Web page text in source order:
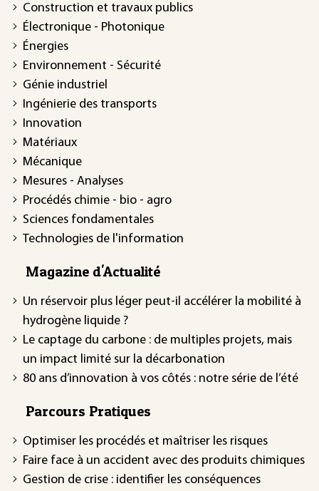
Construction et travaux publics
Électronique - Photonique
Énergies
Environnement - Sécurité
Génie industriel
Ingénierie des transports
Innovation
Matériaux
Mécanique
Mesures - Analyses
Procédés chimie - bio - agro
Sciences fondamentales
Technologies de l'information
Magazine d'Actualité
Un réservoir plus léger peut-il accélérer la mobilité à
hydrogène liquide ?
Le captage du carbone : de multiples projets, mais
un impact limité sur la décarbonation
80 ans d’innovation à vos côtés : notre série de l’été
Parcours Pratiques
Optimiser les procédés et maîtriser les risques
Faire face à un accident avec des produits chimiques
Gestion de crise : identifier les conséquences